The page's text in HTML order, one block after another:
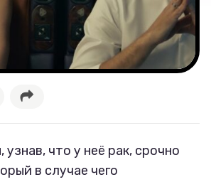
узнав, что у неё рак, срочно
в случае чего